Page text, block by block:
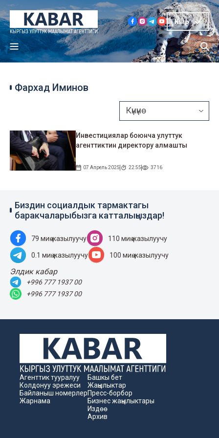
Кыр
Фархад Иминов
Инвестициялар боюнча улуттук
агенттиктин директору алмашты
07 Апрель 2025 22:55 3716
Биздин социалдык тармактагы
баракчаларыбызга катталыңыздар!
79 миң жазылуучу 110 миң жазылуучу
0.1 миң жазылуучу 100 миң жазылуучу
Элдик кабар
+996 777 1937 00
+996 777 1937 00
Агенттик тууралуу
Колдонуу эрежеси
Байланыш номерлер
Жарнама
Башкы бет
Жаңылыктар
Пресс-борбор
Бизнес жаңылыктары
Издөө
Архив